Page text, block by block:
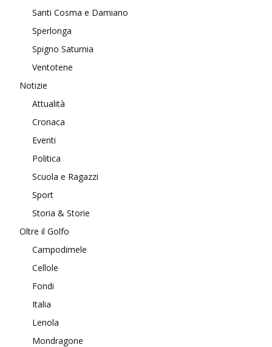
Santi Cosma e Damiano
Sperlonga
Spigno Saturnia
Ventotene
Notizie
Attualità
Cronaca
Eventi
Politica
Scuola e Ragazzi
Sport
Storia & Storie
Oltre il Golfo
Campodimele
Cellole
Fondi
Italia
Lenola
Mondragone